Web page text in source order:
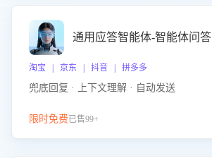
通用应答智能体-智能体问答
淘宝 | 京东 | 抖音 | 拼多多
兜底回复 · 上下文理解 · 自动发送
限时免费已售99+